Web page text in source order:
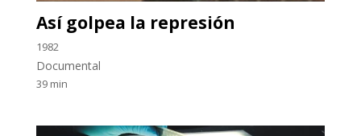
Así golpea la represión
1982
Documental
39 min